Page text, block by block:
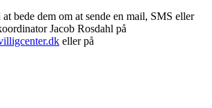
bede dem om at sende en mail, SMS eller
Jacob Rosdahl på
eller på